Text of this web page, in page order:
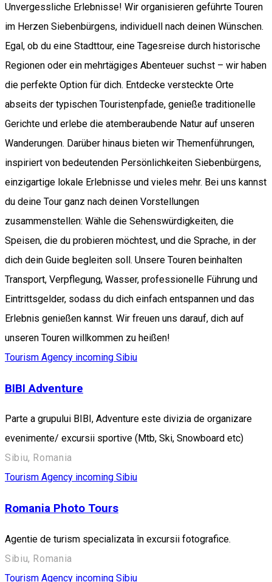
Unvergessliche Erlebnisse! Wir organisieren geführte Touren
im Herzen Siebenbürgens, individuell nach deinen Wünschen.
Egal, ob du eine Stadttour, eine Tagesreise durch historische
Regionen oder ein mehrtägiges Abenteuer suchst – wir haben
die perfekte Option für dich. Entdecke versteckte Orte
abseits der typischen Touristenpfade, genieße traditionelle
Gerichte und erlebe die atemberaubende Natur auf unseren
Wanderungen. Darüber hinaus bieten wir Themenführungen,
inspiriert von bedeutenden Persönlichkeiten Siebenbürgens,
einzigartige lokale Erlebnisse und vieles mehr. Bei uns kannst
du deine Tour ganz nach deinen Vorstellungen
zusammenstellen: Wähle die Sehenswürdigkeiten, die
Speisen, die du probieren möchtest, und die Sprache, in der
dich dein Guide begleiten soll. Unsere Touren beinhalten
Transport, Verpflegung, Wasser, professionelle Führung und
Eintrittsgelder, sodass du dich einfach entspannen und das
Erlebnis genießen kannst. Wir freuen uns darauf, dich auf
unseren Touren willkommen zu heißen!
Tourism Agency incoming Sibiu
BIBI Adventure
Parte a grupului BIBI, Adventure este divizia de organizare
evenimente/ excursii sportive (Mtb, Ski, Snowboard etc)
Sibiu, Romania
Tourism Agency incoming Sibiu
Romania Photo Tours
Agentie de turism specializata în excursii fotografice.
Sibiu, Romania
Tourism Agency incoming Sibiu